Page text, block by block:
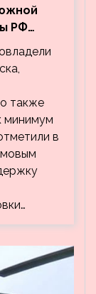
РФ
трёх
также
минимум
в